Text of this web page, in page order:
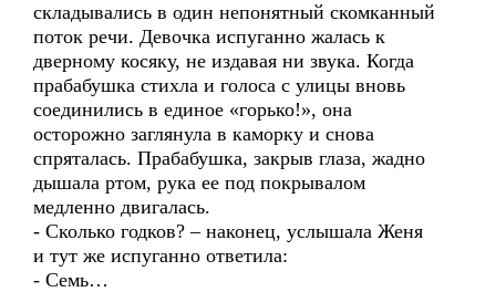
складывались в один непонятный скомканный
поток речи. Девочка испуганно жалась к
дверному косяку, не издавая ни звука. Когда
прабабушка стихла и голоса с улицы вновь
соединились в единое «горько!», она
осторожно заглянула в каморку и снова
спряталась. Прабабушка, закрыв глаза, жадно
дышала ртом, рука ее под покрывалом
медленно двигалась.
- Сколько годков? – наконец, услышала Женя
и тут же испуганно ответила:
- Семь…